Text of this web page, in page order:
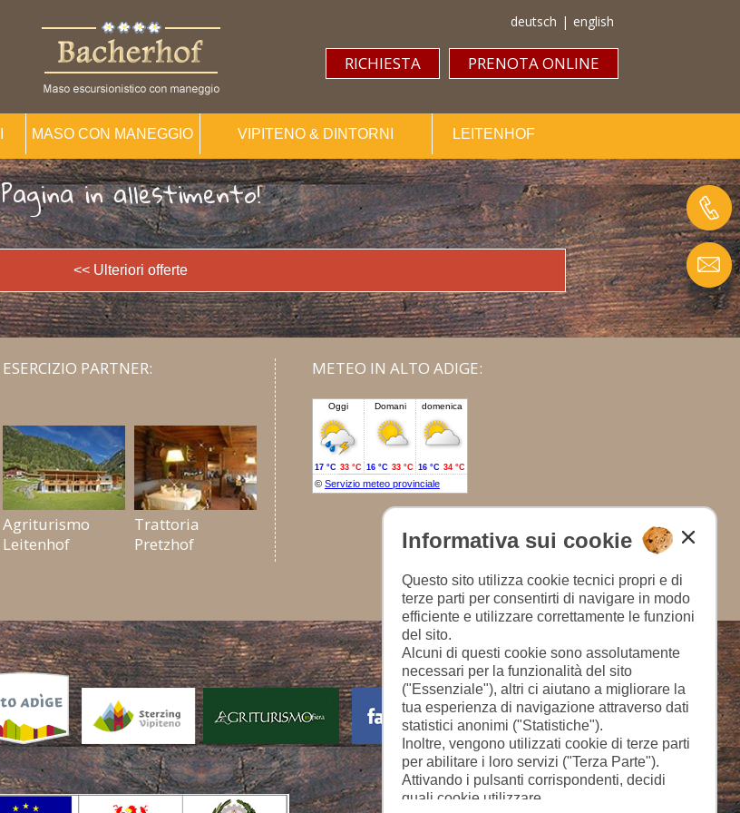
Informativa sui cookie
Questo sito utilizza cookie tecnici propri e di
terze parti per consentirti di navigare in modo
efficiente e utilizzare correttamente le funzioni
del sito.
Alcuni di questi cookie sono assolutamente
necessari per la funzionalità del sito
("Essenziale"), altri ci aiutano a migliorare la
tua esperienza di navigazione attraverso dati
statistici anonimi ("Statistiche").
Inoltre, vengono utilizzati cookie di terze parti
per abilitare i loro servizi ("Terza Parte").
Attivando i pulsanti corrispondenti, decidi
quali cookie utilizzare.
deutsch | english
RICHIESTA PRENOTA ONLINE
MASO CON MANEGGIO VIPITENO & DINTORNI LEITENHOF
Pagina in allestimento!
<< Ulteriori offerte
ESERCIZIO PARTNER:
Agriturismo
Leitenhof
Trattoria
Pretzhof
METEO IN ALTO ADIGE: